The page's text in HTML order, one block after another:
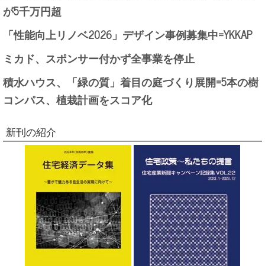
が5千万円超
「性能向上リノベ2026」デザイン事例募集中=YKKAP
ミカド、スポンサー付かず全事業を停止
積水ハウス、「緑の質」着目の庭づくり展開=5本の樹
コンパス、植栽計画をスコア化
新刊の紹介